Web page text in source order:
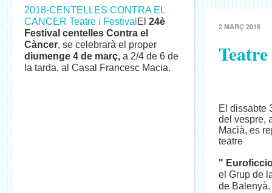
2018-CENTELLES CONTRA EL
CANCER Teatre i Festival El 24è
Festival centelles Contra el
Càncer, se celebrarà el proper
diumenge 4 de març, a 2/4 de 6 de
la tarda, al Casal Francesc Macia.
2 MARÇ 2018
El dissabte
del vespre,
Macià, es
teatre
"
el Grup de
de Balenyà.